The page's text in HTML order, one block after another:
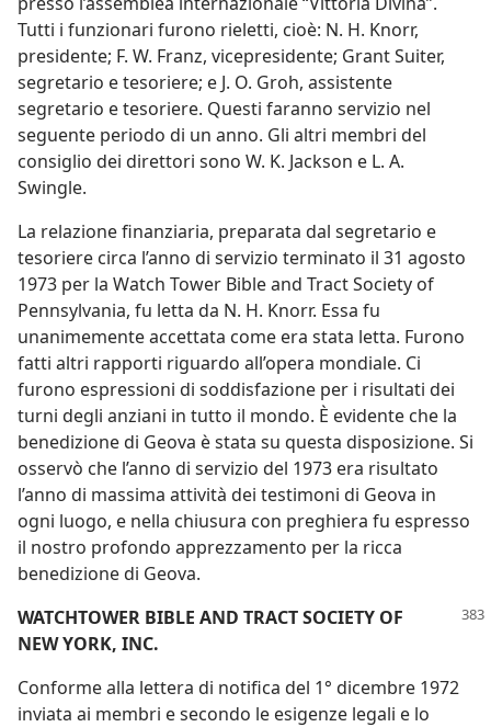
Tutti i funzionari furono rieletti, cioè: N. H. Knorr,
presidente; F. W. Franz, vicepresidente; Grant Suiter,
segretario e tesoriere; e J. O. Groh, assistente
segretario e tesoriere. Questi faranno servizio nel
seguente periodo di un anno. Gli altri membri del
consiglio dei direttori sono W. K. Jackson e L. A.
Swingle.
La relazione finanziaria, preparata dal segretario e
tesoriere circa l’anno di servizio terminato il 31 agosto
1973 per la Watch Tower Bible and Tract Society of
Pennsylvania, fu letta da N. H. Knorr. Essa fu
unanimemente accettata come era stata letta. Furono
fatti altri rapporti riguardo all’opera mondiale. Ci
furono espressioni di soddisfazione per i risultati dei
turni degli anziani in tutto il mondo. È evidente che la
benedizione di Geova è stata su questa disposizione. Si
osservò che l’anno di servizio del 1973 era risultato
l’anno di massima attività dei testimoni di Geova in
ogni luogo, e nella chiusura con preghiera fu espresso
il nostro profondo apprezzamento per la ricca
benedizione di Geova.
WATCHTOWER BIBLE AND TRACT SOCIETY OF
NEW YORK, INC.
Conforme alla lettera di notifica del 1° dicembre 1972
inviata ai membri e secondo le esigenze legali e lo